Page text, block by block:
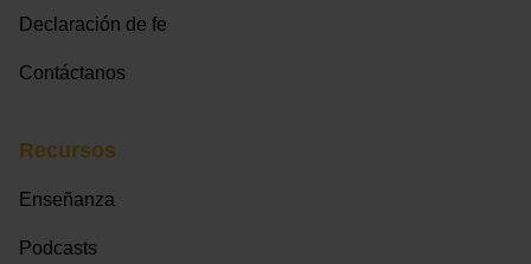
Declaración de fe
Contáctanos
Recursos
Enseñanza
Podcasts